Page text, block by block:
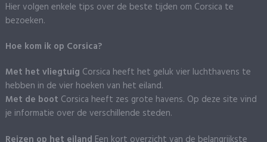
Hier volgen enkele tips over de beste tijden om Corsica te
bezoeken.
Hoe kom ik op Corsica?
Met het vliegtuig Corsica heeft het geluk vier luchthavens te
hebben in de vier hoeken van het eiland.
Met de boot Corsica heeft zes grote havens. Op deze site vind
je informatie over de verschillende steden.